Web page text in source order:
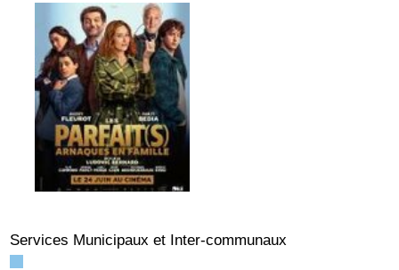
Services Municipaux et Inter-communaux